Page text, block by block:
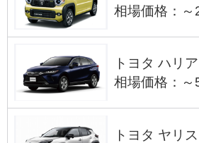
相場価格：～
トヨタ ハリ
相場価格：～
トヨタ ヤリ